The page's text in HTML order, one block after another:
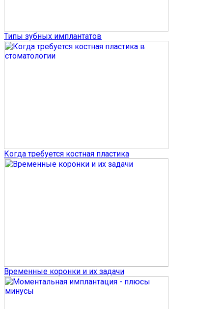
Типы зубных имплантатов
Когда требуется костная пластика
Временные коронки и их задачи